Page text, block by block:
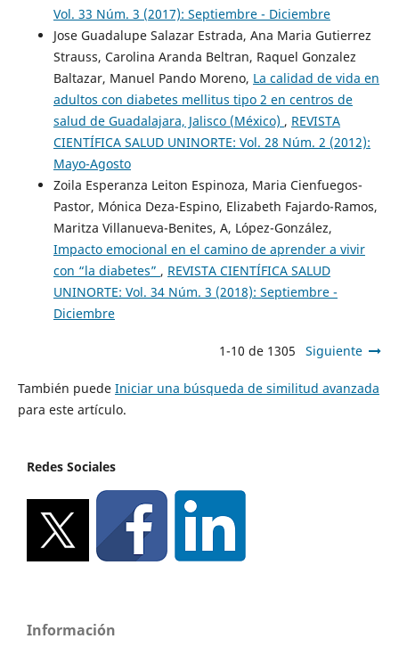
Vol. 33 Núm. 3 (2017): Septiembre - Diciembre
Jose Guadalupe Salazar Estrada, Ana Maria Gutierrez
Strauss, Carolina Aranda Beltran, Raquel Gonzalez
Baltazar, Manuel Pando Moreno, La calidad de vida en
adultos con diabetes mellitus tipo 2 en centros de
salud de Guadalajara, Jalisco (México) , REVISTA
CIENTÍFICA SALUD UNINORTE: Vol. 28 Núm. 2 (2012):
Mayo-Agosto
Zoila Esperanza Leiton Espinoza, Maria Cienfuegos-
Pastor, Mónica Deza-Espino, Elizabeth Fajardo-Ramos,
Maritza Villanueva-Benites, A, López-González,
Impacto emocional en el camino de aprender a vivir
con “la diabetes” , REVISTA CIENTÍFICA SALUD
UNINORTE: Vol. 34 Núm. 3 (2018): Septiembre -
Diciembre
1-10 de 1305 Siguiente
También puede Iniciar una búsqueda de similitud avanzada
para este artículo.
Redes Sociales
Información